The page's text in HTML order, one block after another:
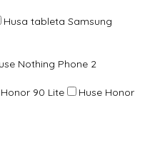
Husa tableta Samsung
Nothing Phone 2
90 Lite
Huse Honor